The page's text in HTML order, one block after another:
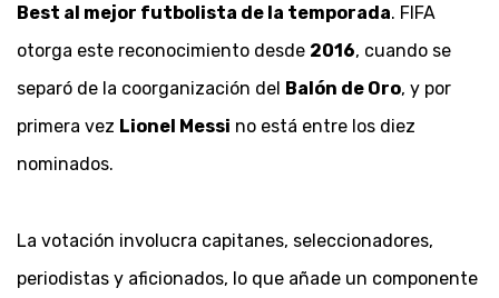
Best al mejor futbolista de la temporada. FIFA
otorga este reconocimiento desde 2016, cuando se
separó de la coorganización del Balón de Oro, y por
primera vez Lionel Messi no está entre los diez
nominados.
La votación involucra capitanes, seleccionadores,
periodistas y aficionados, lo que añade un componente